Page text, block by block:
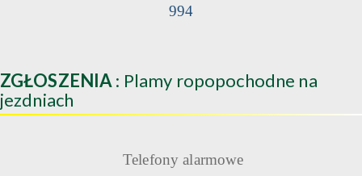
994
ZGŁOSZENIA : Plamy ropopochodne na
jezdniach
Telefony alarmowe